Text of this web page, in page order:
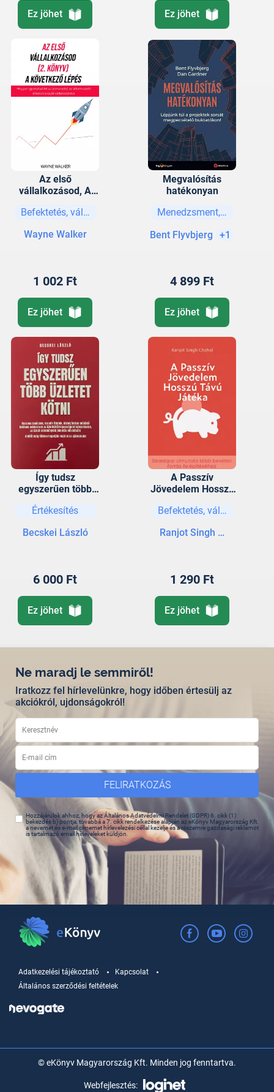
Ez jöhet Ez jöhet
Az első
vállalkozásod, A
Befektetés, vállalkozás
Wayne Walker
1 002 Ft
Ez jöhet
Megvalósítás
hatékonyan
Menedzsment, vezetési
Bent Flyvbjerg
+1
4 899 Ft
Ez jöhet
Így tudsz
egyszerűen több
Értékesítés
Becskei László
6 000 Ft
Ez jöhet
A Passzív
Jövedelem Hosszú
Befektetés, vállalkozás
Ranjot Singh Chahal
1 290 Ft
Ez jöhet
Ne maradj le semmiről!
Iratkozz fel hírlevelünkre, hogy időben értesülj az
akciókról, ujdonságokról!
FELIRATKOZÁS
Hozzájárulok ahhoz, hogy az Általános Adatvédelmi Rendelet (GDPR) 6. cikk (1)
bekezdés b) pontja, továbbá a 7. cikk rendelkezése alapján az eKönyv Magyarország Kft.
a nevemet és e-mail címemet hírlevelezési céllal kezelje és a részemre gazdasági reklámot
is tartalmazó email hírleveleket küldjön.
Adatkezelési tájékoztató
Kapcsolat
Általános szerződési feltételek
© eKönyv Magyarország Kft. Minden jog fenntartva.
Webfejlesztés: